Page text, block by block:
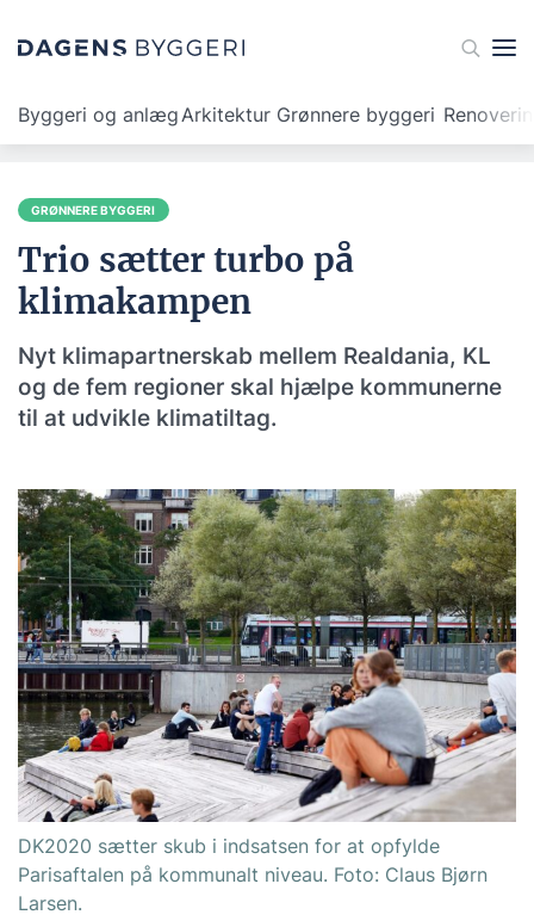
Byggeri og anlægArkitektur Grønnere byggeri
GRØNNERE BYGGERI
Trio sætter turbo på
klimakampen
Nyt klimapartnerskab mellem Realdania, KL
og de fem regioner skal hjælpe kommunerne
til at udvikle klimatiltag.
DK2020 sætter skub i indsatsen for at opfylde
Parisaftalen på kommunalt niveau. Foto: Claus Bjørn
Larsen.